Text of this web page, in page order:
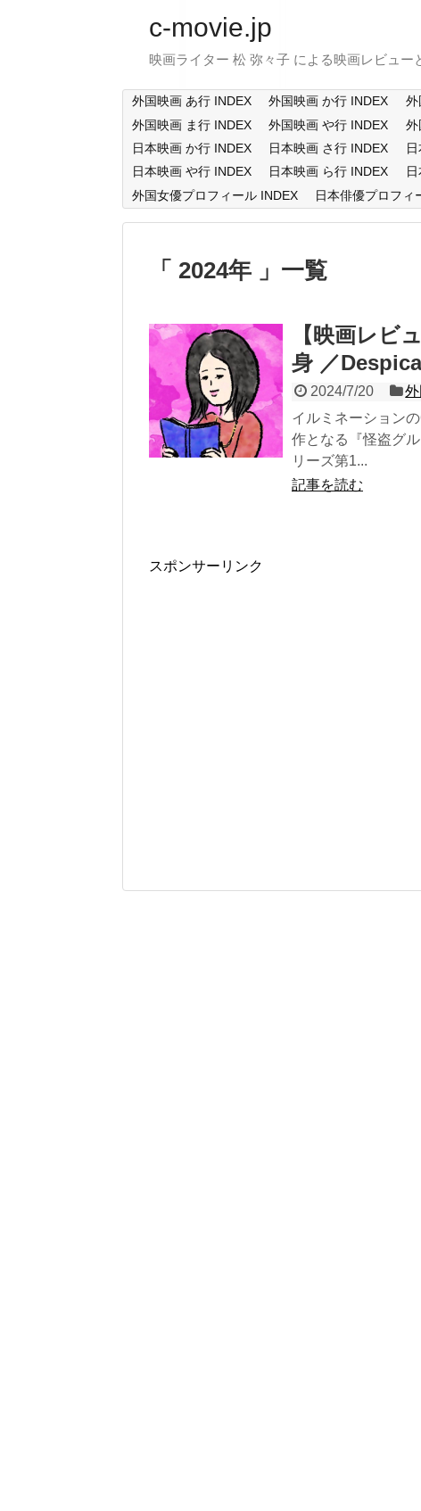
c-movie.jp
映画ライター 松 弥々子 による映画レビュー
外国映画 あ行 INDEX 外国映画 か行 INDEX 外
外国映画 ま行 INDEX
外国映画 や行 INDEX 外
日本映画 か行 INDEX
日本映画 さ行 INDEX
日本映画 や行 INDEX
日本映画 ら行 INDEX
外国女優プロフィール INDEX
日本俳優プロフィ
2024年 一覧
【映画レビ
身 ／
2024/7/20
イルミネーション
作となる『怪盗グ
リーズ第1...
記事を読む
スポンサーリンク